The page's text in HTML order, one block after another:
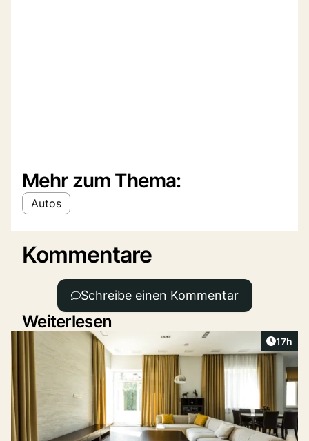
Mehr zum Thema:
Autos
Kommentare
Schreibe einen Kommentar
Weiterlesen
Artikel
17h